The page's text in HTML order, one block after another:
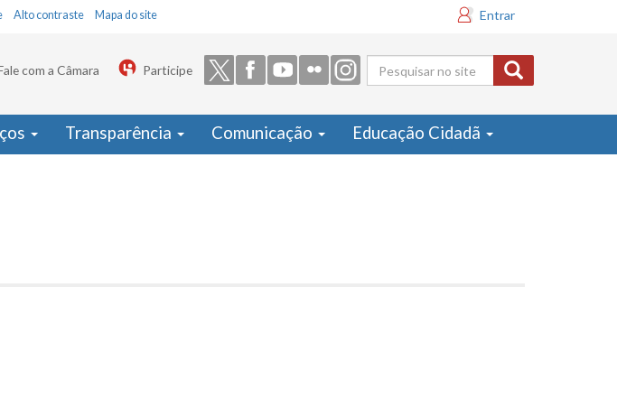
Alto contraste Mapa do site Entrar
Formulário
de busca
com a Câmara Participe
Transparência Comunicação Educação Cidadã